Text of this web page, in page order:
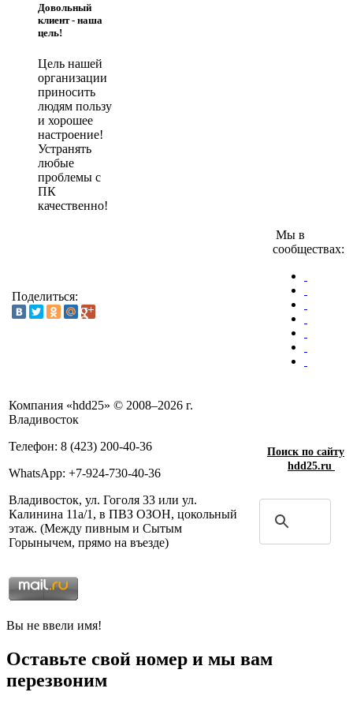
Довольный
клиент - наша
цель!
Цель нашей
организации
приносить
людям пользу
и хорошее
настроение!
Устранять
любые
проблемы с
ПК
качественно!
Поделиться:
Мы в
сообществах:
Компания «hdd25» © 2008–2026 г.
Владивосток
Телефон: 8 (423) 200-40-36
WhatsApp: +7-924-730-40-36
Владивосток, ул. Гоголя 33 или ул.
Калинина 11а/1, в ПВЗ ОЗОН, цокольный
этаж. (Между пивным и Сытым
Горынычем, прямо на въезде)
Поиск по сайту
hdd25.ru
Вы не ввели имя!
Оставьте свой номер и мы вам
перезвоним